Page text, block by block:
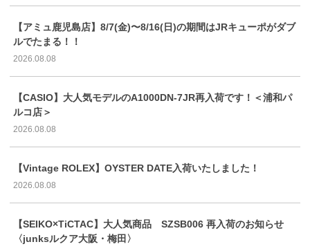
【アミュ鹿児島店】8/7(金)〜8/16(日)の期間はJRキューポがダブ
ルでたまる！！
2026.08.08
【CASIO】大人気モデルのA1000DN-7JR再入荷です！＜浦和パ
ルコ店＞
2026.08.08
【Vintage ROLEX】OYSTER DATE入荷いたしました！
2026.08.08
【SEIKO×TiCTAC】大人気商品 SZSB006 再入荷のお知らせ
〈junksルクア大阪・梅田〉